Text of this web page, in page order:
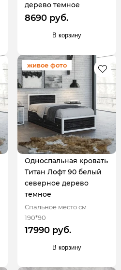
дерево темное
8690 руб.
В корзину
живое фото
Односпальная кровать
Титан Лофт 90 белый
северное дерево
темное
Спальное место см
190*90
17990 руб.
В корзину